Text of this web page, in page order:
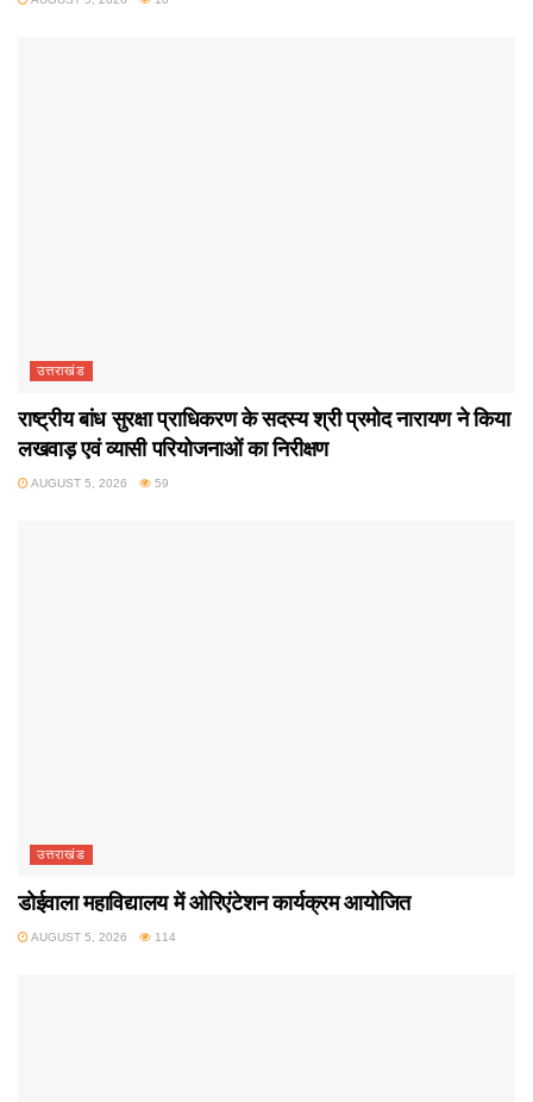
उत्तराखंड
राष्ट्रीय बांध सुरक्षा प्राधिकरण के सदस्य श्री प्रमोद नारायण ने किया
लखवाड़ एवं व्यासी परियोजनाओं का निरीक्षण
AUGUST 5, 2026 59
उत्तराखंड
डोईवाला महाविद्यालय में ओरिएंटेशन कार्यक्रम आयोजित
AUGUST 5, 2026 114